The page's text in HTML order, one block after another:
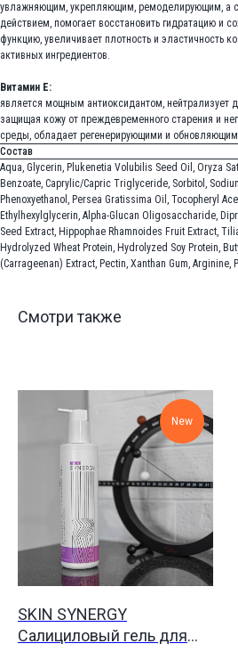
увлажняющим, укрепляющим, ремоделирующим, а
действием, помогает восстановить гидратацию и
функцию, увеличивает плотность и эластичность
активных ингредиентов.
Витамин Е:
является мощным антиоксидантом, нейтрализует
защищая кожу от преждевременного старения и
среды, обладает регенерирующими и
Состав
Aqua, Glycerin, Plukenetia Volubilis Seed Oil, Oryza
Benzoate, Caprylic/Capric Triglyceride, Sorbitol,
Phenoxyethanol, Persea Gratissima Oil, Tocopheryl
Ethylhexylglycerin, Alpha-Glucan Oligosaccharide,
Seed Extract, Hippophae Rhamnoides Fruit Extract,
Hydrolyzed Wheat Protein, Hydrolyzed Soy Protein,
(Carrageenan) Extract, Pectin, Xanthan Gum, Arginine,
Смотри также
New
SKIN SYNERGY
Салициловый гель для